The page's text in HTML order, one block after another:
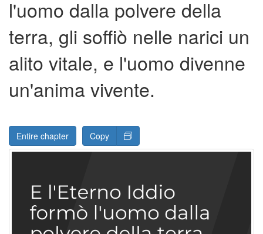
l'uomo dalla polvere della
terra, gli soffiò nelle narici un
alito vitale, e l'uomo divenne
un'anima vivente.
Entire chapter Copy